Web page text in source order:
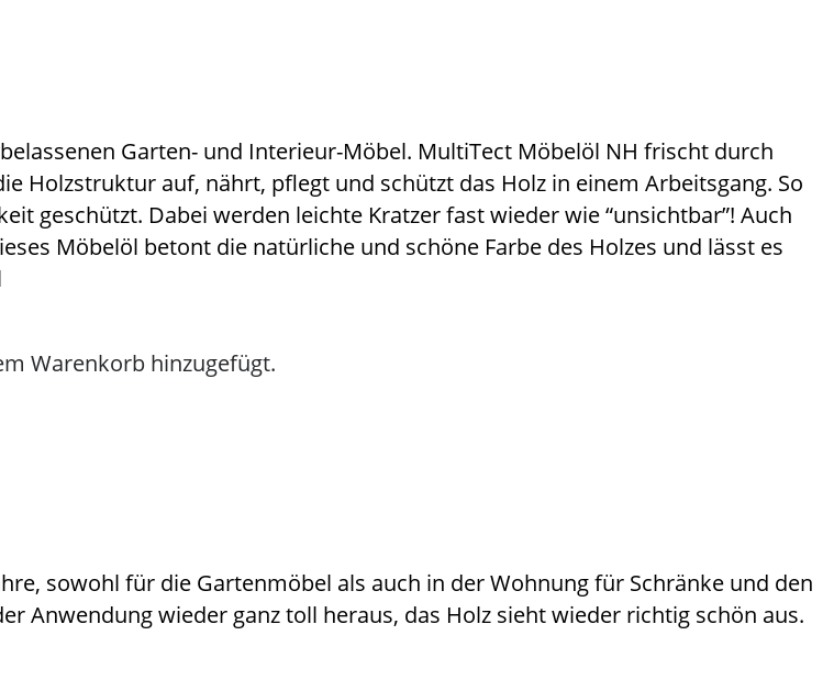
Warenkorb hinzugefügt.
Garten- und Interieur-Möbel. MultiTect Möbelöl NH frischt durch
Holzstruktur auf, nährt, pflegt und schützt das Holz in einem Arbeitsgang. So
geschützt. Dabei werden leichte Kratzer fast wieder wie “unsichtbar”! Auch
Möbelöl betont die natürliche und schöne Farbe des Holzes und lässt es
sowohl für die Gartenmöbel als auch in der Wohnung für Schränke und den
Anwendung wieder ganz toll heraus, das Holz sieht wieder richtig schön aus.